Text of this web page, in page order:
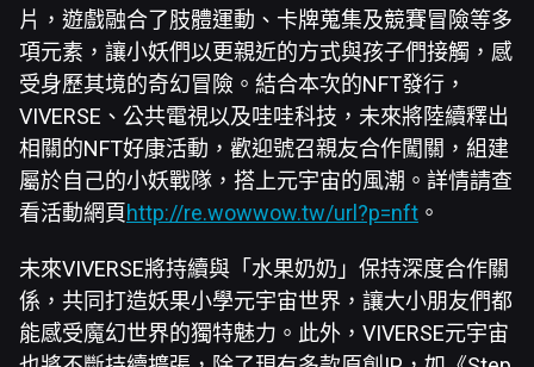
片，遊戲融合了肢體運動、卡牌蒐集及競賽冒險等多
項元素，讓小妖們以更親近的方式與孩子們接觸，感
受身歷其境的奇幻冒險。結合本次的NFT發行，
VIVERSE、公共電視以及哇哇科技，未來將陸續釋出
相關的NFT好康活動，歡迎號召親友合作闖關，組建
屬於自己的小妖戰隊，搭上元宇宙的風潮。詳情請查
看活動網頁http://re.wowwow.tw/url?p=nft 。
未來VIVERSE將持續與「水果奶奶」保持深度合作關
係，共同打造妖果小學元宇宙世界，讓大小朋友們都
能感受魔幻世界的獨特魅力。此外，VIVERSE元宇宙